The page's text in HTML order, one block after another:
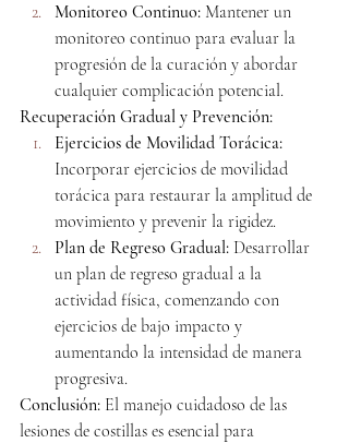
Monitoreo Continuo: Mantener un
monitoreo continuo para evaluar la
progresión de la curación y abordar
cualquier complicación potencial.
Recuperación Gradual y Prevención:
Ejercicios de Movilidad Torácica:
Incorporar ejercicios de movilidad
torácica para restaurar la amplitud de
movimiento y prevenir la rigidez.
Plan de Regreso Gradual: Desarrollar
un plan de regreso gradual a la
actividad física, comenzando con
ejercicios de bajo impacto y
aumentando la intensidad de manera
progresiva.
Conclusión: El manejo cuidadoso de las
lesiones de costillas es esencial para